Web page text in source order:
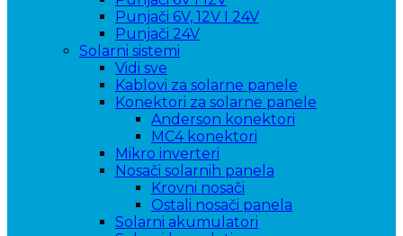
Punjači 6V, 12V I 24V
Punjači 24V
Solarni sistemi
Vidi sve
Kablovi za solarne panele
Konektori za solarne panele
Anderson konektori
MC4 konektori
Mikro inverteri
Nosači solarnih panela
Krovni nosači
Ostali nosači panela
Solarni akumulatori